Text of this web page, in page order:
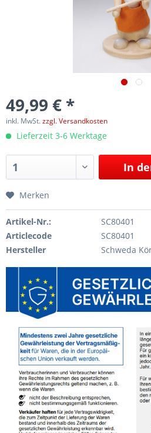
49,99 € *
inkl. MwSt.zzgl. Versandkosten
Lieferzeit 3-6 Werktage
In
Merken
Artikel-Nr.:
SC80401
Articlecode
SC80401
Hersteller
Schweda